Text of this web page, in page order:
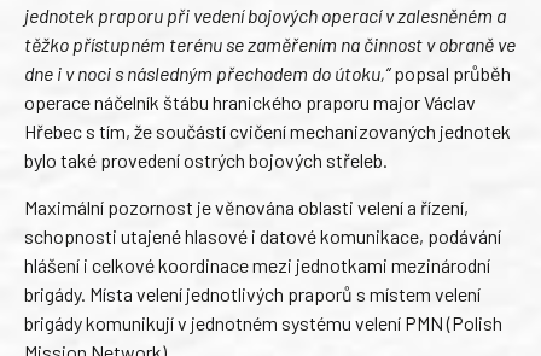
jednotek praporu při vedení bojových operací v zalesněném a
těžko přístupném terénu se zaměřením na činnost v obraně ve
dne i v noci s následným přechodem do útoku,“popsal průběh
operace náčelník štábu hranického praporu major Václav
Hřebec s tím, že součástí cvičení mechanizovaných jednotek
bylo také provedení ostrých bojových střeleb.
Maximální pozornost je věnována oblasti velení a řízení,
schopnosti utajené hlasové i datové komunikace, podávání
hlášení i celkové koordinace mezi jednotkami mezinárodní
brigády. Místa velení jednotlivých praporů s místem velení
brigády komunikují v jednotném systému velení PMN (Polish
Mission Network).